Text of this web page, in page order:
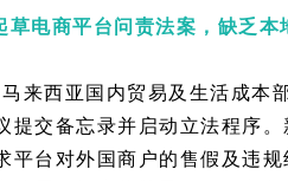
草电商平台问责法案，缺乏
来西亚国内贸易及生活成本
提交备忘录并启动立法程序
平台对外国商户的售假及违